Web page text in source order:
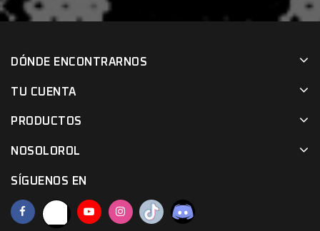
DÓNDE ENCONTRARNOS
TU CUENTA
PRODUCTOS
NOSOLOROL
SÍGUENOS EN